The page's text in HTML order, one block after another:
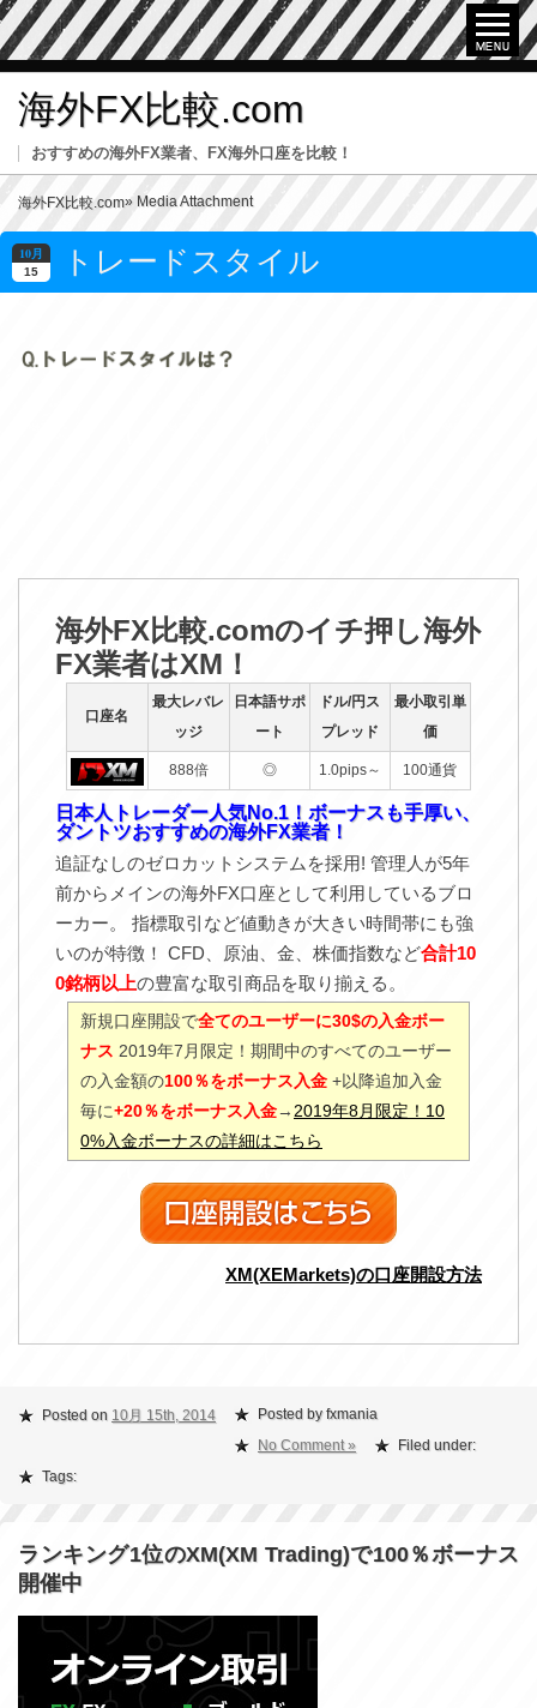
海外FX比較.com
おすすめの海外FX業者、FX海外口座を比較！
海外FX比較.com» Media Attachment
10月
15 トレードスタイル
海外FX比較.comのイチ押し海外
FX業者はXM！
口座名
最大レバレ
ッジ
日本語サポ
ート
ドル/円ス
プレッド
最小取引単
価
888倍 ◎ 1.0pips～ 100通貨
日本人トレーダー人気No.1！ボーナスも手厚い、
ダントツおすすめの海外FX業者！
追証なしのゼロカットシステムを採用! 管理人が5年
前からメインの海外FX口座として利用しているブロ
ーカー。 指標取引など値動きが大きい時間帯にも強
いのが特徴！ CFD、原油、金、株価指数など合計10
0銘柄以上の豊富な取引商品を取り揃える。
新規口座開設で全てのユーザーに30$の入金ボー
ナス 2019年7月限定！期間中のすべてのユーザー
の入金額の100％をボーナス入金 +以降追加入金
毎に+20％をボーナス入金→ 2019年8月限定！10
0%入金ボーナスの詳細はこちら
XM(XEMarkets)の口座開設方法
Posted on 10月 15th, 2014
Posted by fxmania
No Comment »
Filed under:
Tags:
ランキング1位のXM(XM Trading)で100％ボーナス
開催中